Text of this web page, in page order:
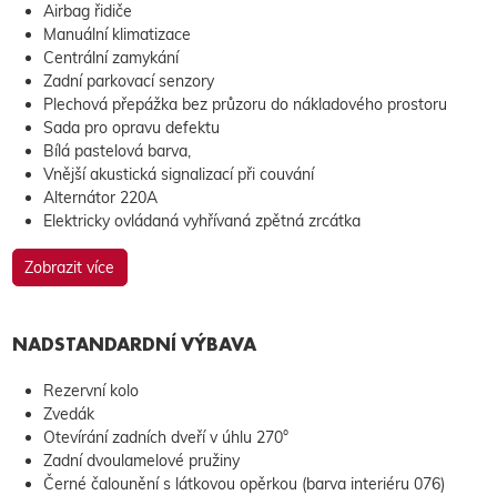
Airbag řidiče
Manuální klimatizace
Centrální zamykání
Zadní parkovací senzory
Plechová přepážka bez průzoru do nákladového prostoru
Sada pro opravu defektu
Bílá pastelová barva,
Vnější akustická signalizací při couvání
Alternátor 220A
Elektricky ovládaná vyhřívaná zpětná zrcátka
Zobrazit více
NADSTANDARDNÍ VÝBAVA
Rezervní kolo
Zvedák
Otevírání zadních dveří v úhlu 270°
Zadní dvoulamelové pružiny
Černé čalounění s látkovou opěrkou (barva interiéru 076)